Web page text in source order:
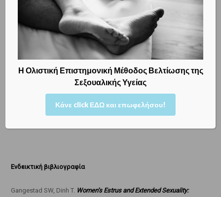
Διαβάστε ακόμα:
– Οι γυναίκες παρουσιάζουν μεγαλύτερο ερωτικό ενδιαφέρον
κοντά στην ωορρηξία;
Δρ ΜΕΝΕΛΑΟΣ ΚΩΝ. ΛΥΓΝΟΣ, MSc, PhD
Master of Science University College London
Ενδεικτική βιβλιογραφία
Gangestad SW, Dinh T. Women’s Estrus and Extended Sexuality:
Η Ολιστική Επιστημονική Μέθοδος Βελτίωσης της
Σεξουαλικής Υγείας
Κάνε click ΕΔΩ και επωφελήσου!